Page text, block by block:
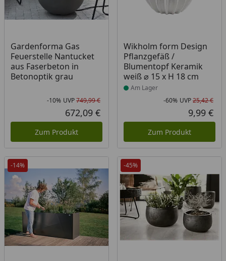
Gardenforma Gas
Feuerstelle Nantucket
aus Faserbeton in
Betonoptik grau
Rabatt in Prozent
-10%
Ursprünglicher Preis
UVP749,99 €
Aktueller Preis
672,09 €
Zum Produkt
Wikholm form Design
Pflanzgefäß /
Blumentopf Keramik
weiß ⌀ 15 x H 18 cm
Produkt am Lager
Am Lager
-60% UVP25,42 €
9,99 €
Zum Produkt
-14% -45%